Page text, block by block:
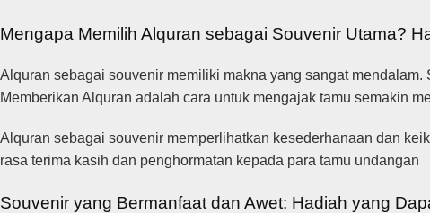
Mengapa Memilih Alquran sebagai Souvenir Utama?
Alquran sebagai souvenir memiliki makna yang sangat
Memberikan Alquran adalah cara untuk mengajak tamu semakin
Alquran sebagai souvenir memperlihatkan kesederhanaan dan
rasa terima kasih dan penghormatan kepada para tamu undangan
Souvenir yang Bermanfaat dan Awet: Hadiah yang